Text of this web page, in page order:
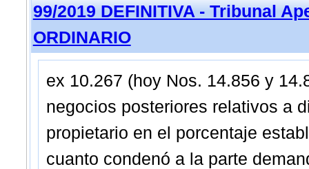
99/2019 DEFINITIVA - Tribunal
ORDINARIO
ex 10.267 (hoy Nos. 14.856 y
negocios posteriores relativos a
propietario en el porcentaje
cuanto condenó a la parte